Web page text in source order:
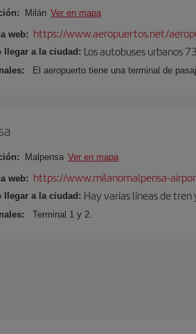
Milán Ver en mapa
web: https://www.aeropuertos.net/
llegar a la ciudad: Los autobuses urbanos
El aeropuerto tiene una terminal de
Malpensa Ver en mapa
web: https://www.milanomalpensa-
llegar a la ciudad: Hay varias líneas de
Terminal 1 y 2.